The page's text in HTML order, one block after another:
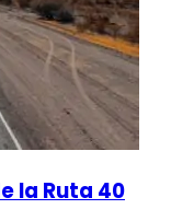
la Ruta 40